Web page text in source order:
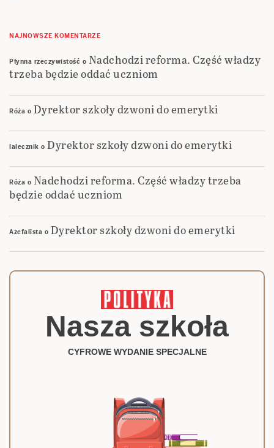
NAJNOWSZE KOMENTARZE
Płynna rzeczywistość o Nadchodzi reforma. Część władzy
trzeba będzie oddać uczniom
Róża o Dyrektor szkoły dzwoni do emerytki
lalecznik o Dyrektor szkoły dzwoni do emerytki
Róża o Nadchodzi reforma. Część władzy trzeba
będzie oddać uczniom
Azefalista o Dyrektor szkoły dzwoni do emerytki
Nasza szkoła
CYFROWE WYDANIE SPECJALNE